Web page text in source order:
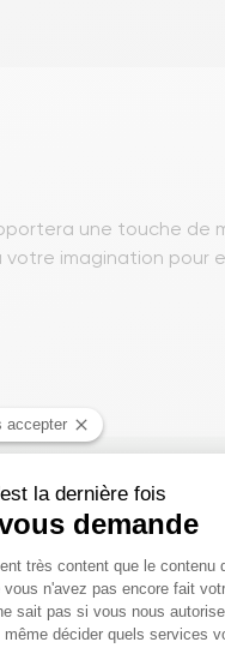
une touche
imagination